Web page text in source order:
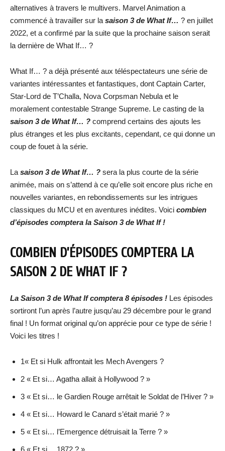
alternatives à travers le multivers. Marvel Animation a
commencé à travailler sur la saison 3 de What If… ? en juillet
2022, et a confirmé par la suite que la prochaine saison serait
la dernière de What If… ?
What If… ? a déjà présenté aux téléspectateurs une série de
variantes intéressantes et fantastiques, dont Captain Carter,
Star-Lord de T’Challa, Nova Corpsman Nebula et le
moralement contestable Strange Supreme. Le casting de la
saison 3 de What If… ? comprend certains des ajouts les
plus étranges et les plus excitants, cependant, ce qui donne un
coup de fouet à la série.
La saison 3 de What If… ? sera la plus courte de la série
animée, mais on s’attend à ce qu’elle soit encore plus riche en
nouvelles variantes, en rebondissements sur les intrigues
classiques du MCU et en aventures inédites. Voici combien
d’épisodes comptera la Saison 3 de What If !
COMBIEN D’ÉPISODES COMPTERA LA
SAISON 2 DE WHAT IF ?
La Saison 3 de What If comptera 8 épisodes ! Les épisodes
sortiront l’un après l’autre jusqu’au 29 décembre pour le grand
final ! Un format original qu’on apprécie pour ce type de série !
Voici les titres !
1« Et si Hulk affrontait les Mech Avengers ?
2 « Et si… Agatha allait à Hollywood ? »
3 « Et si… le Gardien Rouge arrêtait le Soldat de l’Hiver ? »
4 « Et si… Howard le Canard s’était marié ? »
5 « Et si… l’Emergence détruisait la Terre ? »
6 « Et si… 1872 ? »